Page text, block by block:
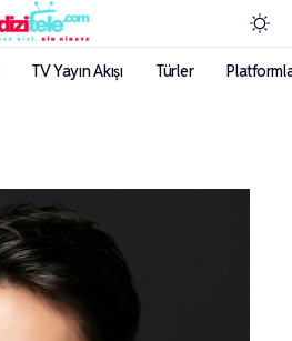
TV Yayın Akışı Türler